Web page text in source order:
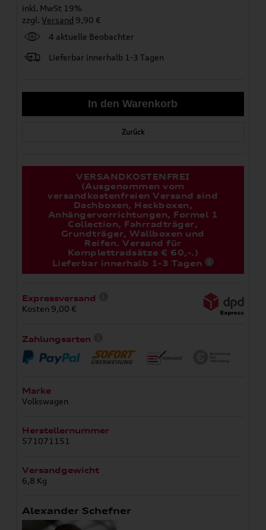
inkl. MwSt 19%
zzgl.Versand 9,90 €
4 aktuelle Beobachter
Lieferbar innerhalb 1-3 Tagen
Zurück
VERSANDKOSTENFREI
(Ausgenommen vom
versandkostenfreien Versand sind
Dachboxen, Heckboxen,
Anhängervorrichtungen, Formel 1
Collection, Fahrradträger,
Grundträger, Wallboxen und
Reifen. Versand für
Komplettradsätze € 60,-.)
Lieferbar innerhalb 1-3 Tagen
Expressversand
Kosten 9,00 €
Zahlungsarten
Marke
Volkswagen
Herstellernummer
571071151
Versandgewicht
6,8 Kg
Alexander Schefner